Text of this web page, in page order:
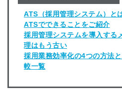
ATS（採用管理システム）と
ATSでできることをご紹介
採用管理システムを導入する
理はもう古い
採用業務効率化の4つの方法
較一覧